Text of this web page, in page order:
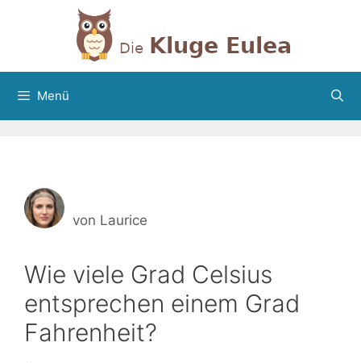
Menü
von Laurice
Wie viele Grad Celsius
entsprechen einem Grad
Fahrenheit?